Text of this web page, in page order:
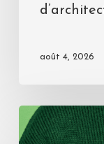
août 4, 2026